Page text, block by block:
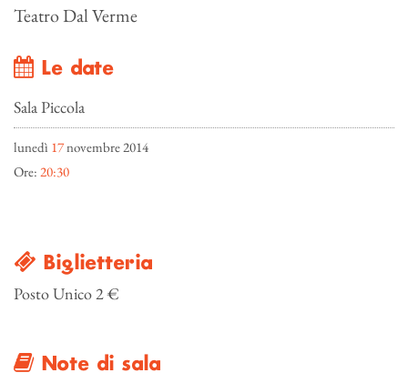
Teatro Dal Verme
Le date
Sala Piccola
lunedì 17novembre 2014
Ore: 20:30
Biglietteria
Posto Unico 2 €
Note di sala